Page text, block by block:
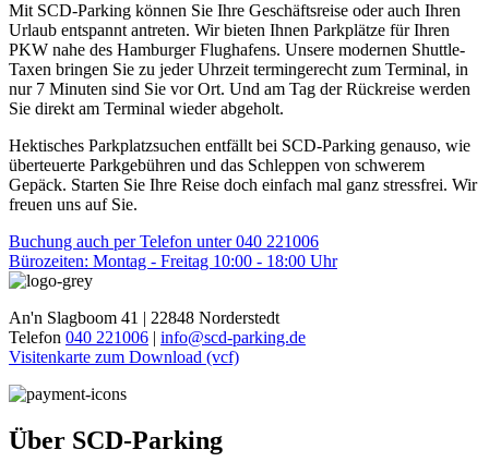
Mit SCD-Parking können Sie Ihre Geschäftsreise oder auch Ihren
Urlaub entspannt antreten. Wir bieten Ihnen Parkplätze für Ihren
PKW nahe des Hamburger Flughafens. Unsere modernen Shuttle-
Taxen bringen Sie zu jeder Uhrzeit termingerecht zum Terminal, in
nur 7 Minuten sind Sie vor Ort. Und am Tag der Rückreise werden
Sie direkt am Terminal wieder abgeholt.
Hektisches Parkplatzsuchen entfällt bei SCD-Parking genauso, wie
überteuerte Parkgebühren und das Schleppen von schwerem
Gepäck. Starten Sie Ihre Reise doch einfach mal ganz stressfrei. Wir
freuen uns auf Sie.
Buchung auch per Telefon unter 040 221006
Bürozeiten: Montag - Freitag 10:00 - 18:00 Uhr
An'n Slagboom 41 | 22848 Norderstedt
Telefon 040 221006 | info@scd-parking.de
Visitenkarte zum Download (vcf)
Über SCD-Parking